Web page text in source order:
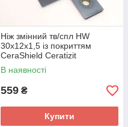
Ніж змінний тв/спл HW
30х12х1,5 із покриттям
CeraShield Ceratizit
(Люксембург)
В наявності
559 ₴
Купити